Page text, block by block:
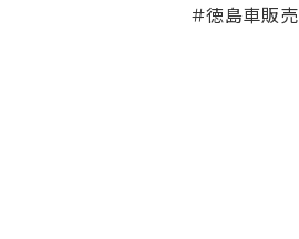
＃徳島車販売